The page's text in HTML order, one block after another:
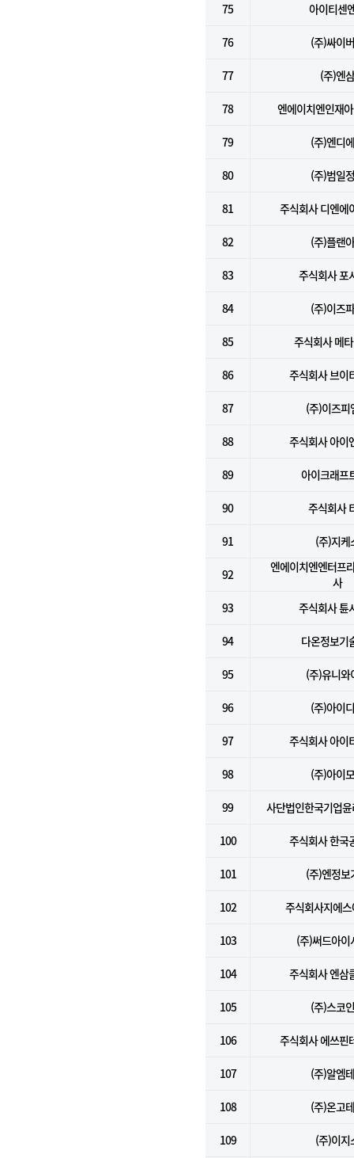
75 아이티센
76 (주)싸이
77 (주)엔삼
78 엔에이치엔인재
79 (주)엔디
80 (주)범일
81 주식회사 디엔에
82 (주)플랜
83 주식회사 포
84 (주)이즈
85 주식회사 메
86 주식회사 브이
87 (주)이즈피
88 주식회사 아이
89 아이크래프
90 주식회사
91 (주)지케
92
엔에이치엔엔터프
사
93
주식회사 튠
94 다온정보기
95 (주)유니와
96 (주)아이
97 주식회사 아이
98 (주)아이
99 사단법인한국기업
100 주식회사 한국
101 (주)엔정보
102 주식회사지에
103 (주)써드아이
104 주식회사 엔삼
105 (주)스코
106 주식회사 에쓰핀
107 (주)알엠
108 (주)온고
109 (주)이지